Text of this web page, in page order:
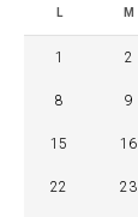
L M
1 2
8 9
15 16
22 23